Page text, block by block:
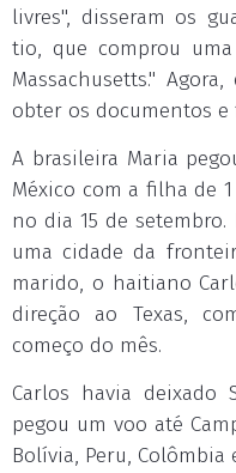
livres", disseram os
tio, que comprou
Massachusetts."
obter os documentos e
A brasileira Maria
México com a filha de
no dia 15 de setembro.
uma cidade da
marido, o haitiano
direção ao Texas,
começo do mês.
Carlos havia
pegou um voo até
Bolívia, Peru, Colômbia